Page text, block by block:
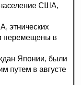
США,
этнических
перемещены в
Японии, были
путем в августе